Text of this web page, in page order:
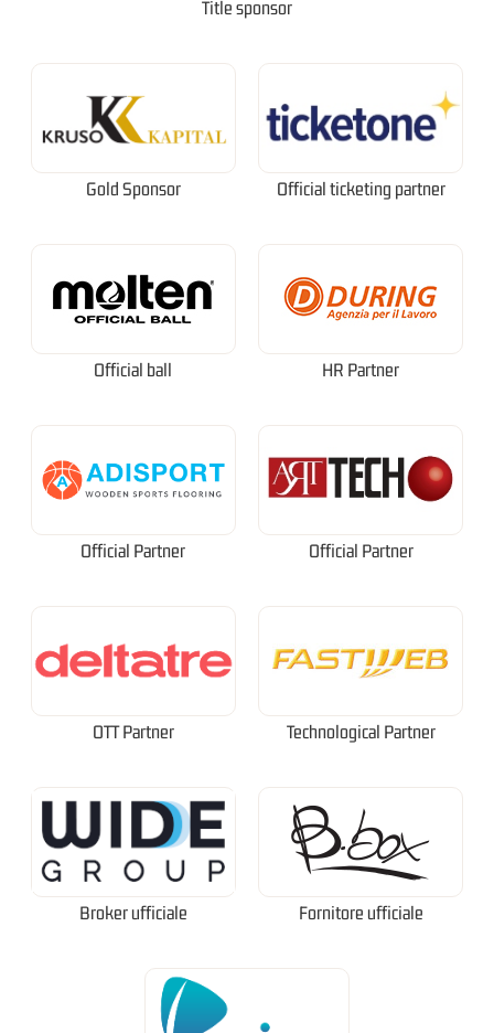
Title sponsor
Gold Sponsor Official ticketing partner
Official ball HR Partner
Official Partner Official Partner
OTT Partner Technological Partner
Broker ufficiale Fornitore ufficiale